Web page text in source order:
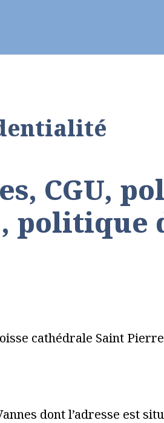
CGU,
cathédrale Saint
dont l’adresse est